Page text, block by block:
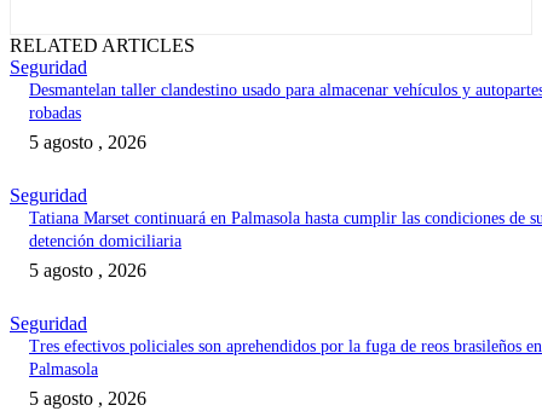
RELATED ARTICLES
Seguridad
Desmantelan taller clandestino usado para almacenar vehículos y
robadas
5 agosto , 2026
Seguridad
Tatiana Marset continuará en Palmasola hasta cumplir las condiciones de
detención domiciliaria
5 agosto , 2026
Seguridad
Tres efectivos policiales son aprehendidos por la fuga de reos brasileños en
Palmasola
5 agosto , 2026